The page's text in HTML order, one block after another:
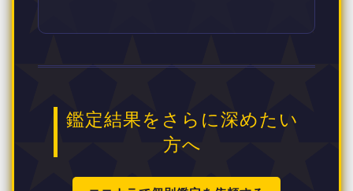
鑑定結果をさらに深めたい
方へ